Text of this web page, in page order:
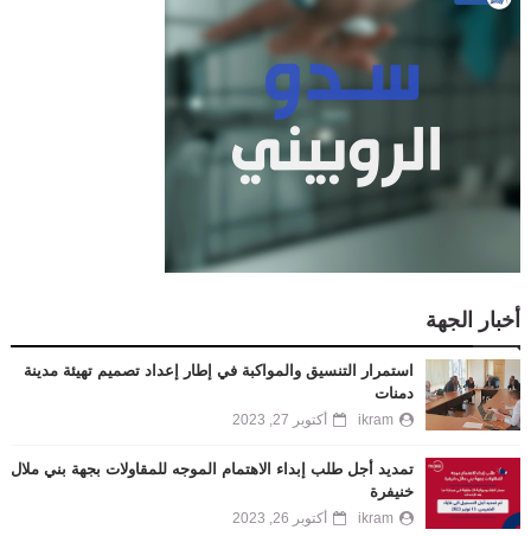
أخبار الجهة
استمرار التنسيق والمواكبة في إطار إعداد تصميم تهيئة مدينة
دمنات
ikram أكتوبر 27, 2023
تمديد أجل طلب إبداء الاهتمام الموجه للمقاولات بجهة بني ملال
خنيفرة
ikram أكتوبر 26, 2023